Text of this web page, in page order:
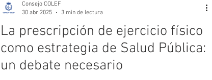
La prescripción de ejercicio físico
como estrategia de Salud Pública:
un debate necesario
Consejo COLEF
30 abr 2025
3 min de lectura